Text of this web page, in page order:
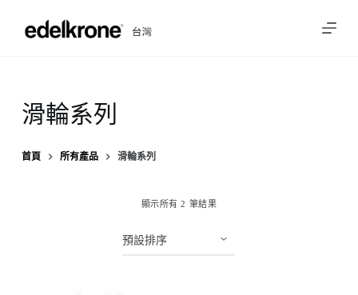
至
內
容
滑輪系列
首頁 所有產品 滑輪系列
顯示所有 2 筆結果